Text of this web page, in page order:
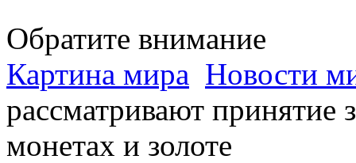
Обратите внимание
Картина мира Новости
рассматривают принятие
монетах и золоте